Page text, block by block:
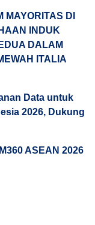
MAYORITAS DI
INDUK
DALAM
ITALIA
Data untuk
2026, Dukung
ASEAN 2026